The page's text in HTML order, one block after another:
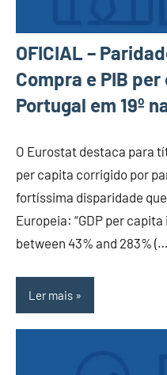
OFICIAL –
Compra e PIB
Portugal em 19º
O Eurostat destaca para
per capita corrigido por
fortíssima disparidade
Europeia: “GDP per
between 43% and 283%
Ler mais